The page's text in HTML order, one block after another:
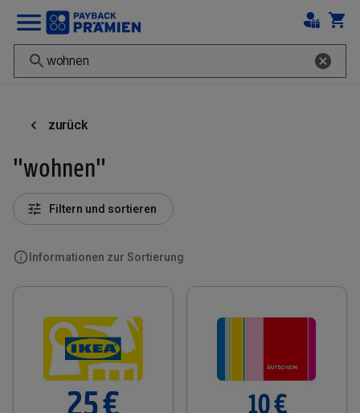
zurück
"wohnen"
Informationen zur Sortierung
Filtern und sortieren